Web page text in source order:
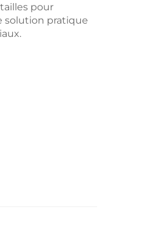
pour
solution pratique